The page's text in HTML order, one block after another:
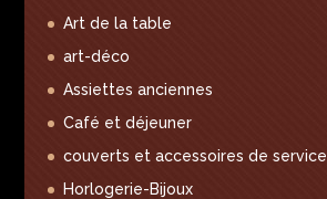
Art de la table
art-déco
Assiettes anciennes
Café et déjeuner
couverts et accessoires de service
Horlogerie-Bijoux